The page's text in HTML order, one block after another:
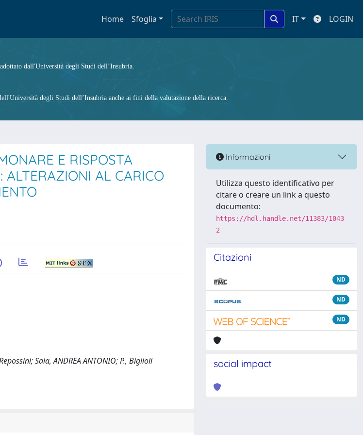
Home Sfoglia IT LOGIN
dall'Università degli Studi dell’Insubria.
degli Studi dell’Insubria anche ai fini della valutazione della ricerca.
E RISPOSTA
ALTERAZIONI AL CARICO
Sala, ANDREA ANTONIO; P., Biglioli
Informazioni
Utilizza questo identificativo per
citare o creare un link a questo
documento:
https://hdl.handle.net/11383/1043
2
Citazioni
ND
ND
ND
social impact